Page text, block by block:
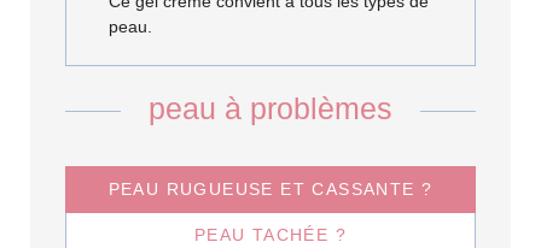
peau.
peau à problèmes
PEAU RUGUEUSE ET CASSANTE ?
PEAU TACHÉE ?